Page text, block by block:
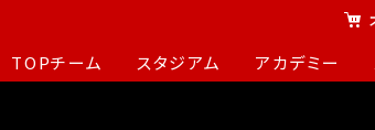
TOPチーム スタジアム アカデミー